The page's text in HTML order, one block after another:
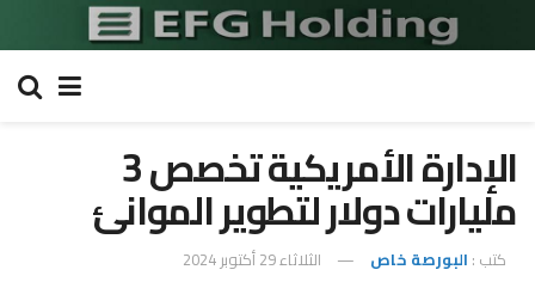
الإدارة الأمريكية تخصص 3
مليارات دولار لتطوير الموانئ
كتب : البورصة خاص الثلاثاء 29 أكتوبر 2024